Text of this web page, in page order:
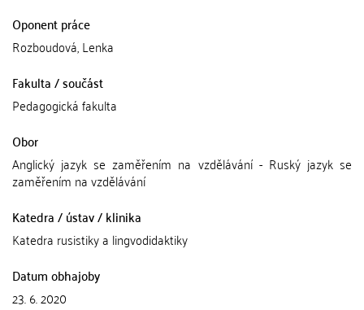
Oponent práce
Rozboudová, Lenka
Fakulta / součást
Pedagogická fakulta
Obor
Anglický jazyk se zaměřením na vzdělávání - Ruský jazyk se
zaměřením na vzdělávání
Katedra / ústav / klinika
Katedra rusistiky a lingvodidaktiky
Datum obhajoby
23. 6. 2020